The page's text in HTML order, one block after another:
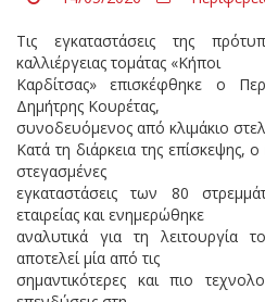
Τις εγκαταστάσεις της
καλλιέργειας τομάτας «Κήποι
Καρδίτσας» επισκέφθηκε ο
Δημήτρης Κουρέτας,
συνοδευόμενος από κλιμάκιο
Κατά τη διάρκεια της επίσκεψης,
στεγασμένες
εγκαταστάσεις των 80
εταιρείας και ενημερώθηκε
αναλυτικά για τη λειτουργία
αποτελεί μία από τις
σημαντικότερες και πιο